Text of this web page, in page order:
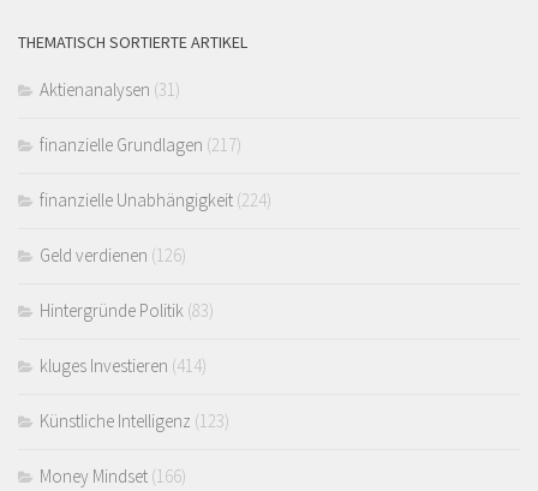
THEMATISCH SORTIERTE ARTIKEL
Aktienanalysen (31)
finanzielle Grundlagen (217)
finanzielle Unabhängigkeit (224)
Geld verdienen (126)
Hintergründe Politik (83)
kluges Investieren (414)
Künstliche Intelligenz (123)
Money Mindset (166)